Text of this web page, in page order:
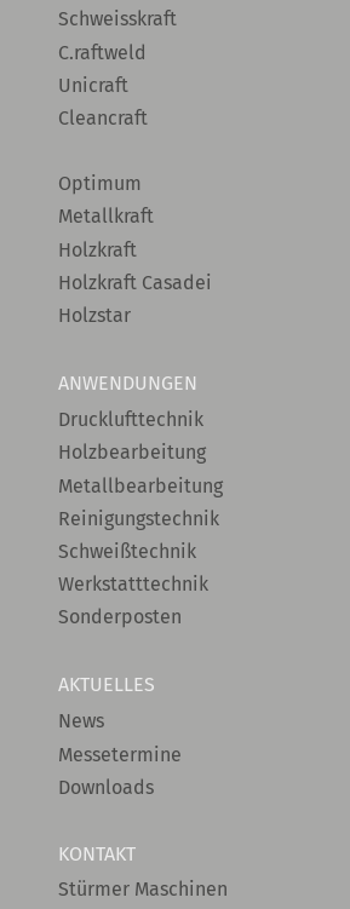
Schweisskraft
C.raftweld
Unicraft
Cleancraft
Optimum
Metallkraft
Holzkraft
Holzkraft Casadei
Holzstar
ANWENDUNGEN
Drucklufttechnik
Holzbearbeitung
Metallbearbeitung
Reinigungstechnik
Schweißtechnik
Werkstatttechnik
Sonderposten
AKTUELLES
News
Messetermine
Downloads
KONTAKT
Stürmer Maschinen